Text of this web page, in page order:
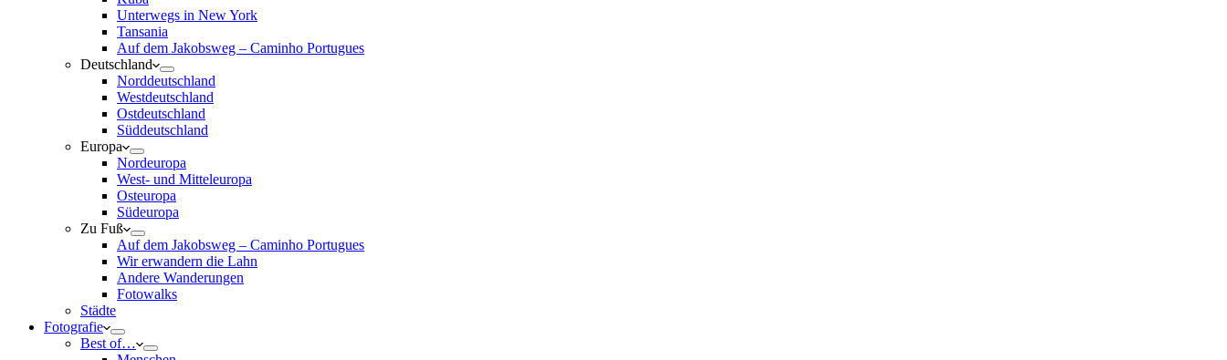
Unterwegs in New York
Tansania
Auf dem Jakobsweg – Caminho Portugues
Deutschland
Norddeutschland
Westdeutschland
Ostdeutschland
Süddeutschland
Europa
Nordeuropa
West- und Mitteleuropa
Osteuropa
Südeuropa
Zu Fuß
Auf dem Jakobsweg – Caminho Portugues
Wir erwandern die Lahn
Andere Wanderungen
Fotowalks
Städte
Fotografie
Best of…